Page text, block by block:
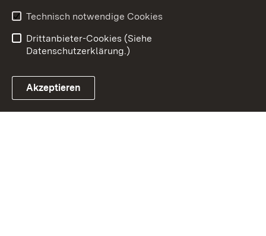
Benutzungshinweise
Erklärung zur
Technisch notwendige Cookies
Drittanbieter-Cookies (Siehe
Datenschutzerklärung.)
Akzeptieren